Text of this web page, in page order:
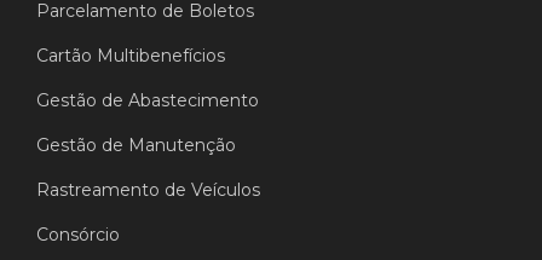
Parcelamento de Boletos
Cartão Multibenefícios
Gestão de Abastecimento
Gestão de Manutenção
Rastreamento de Veículos
Consórcio